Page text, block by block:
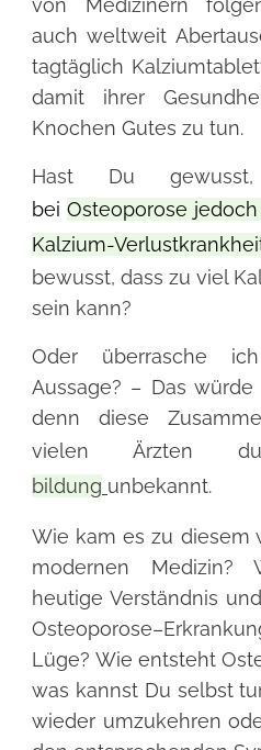
von Medizinern
auch weltweit
tagtäglich
damit ihrer
Knochen Gutes zu tun.
Hast Du
bei Osteoporose
Kalzium-
bewusst, dass zu viel
sein kann?
Oder überrasche
Aussage? – Das
denn diese
vielen Ärzten
bildung unbekannt.
Wie kam es zu diesem
modernen Medizin?
heutige Verständnis
Lüge? Wie entsteht
was kannst Du selbst
wieder umzukehren